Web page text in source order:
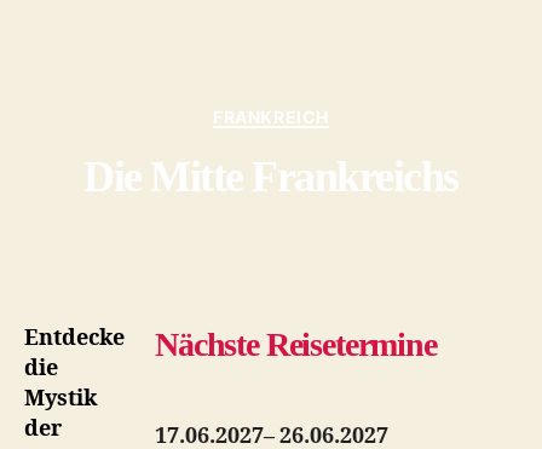
Kategorien
FRANKREICH
Die Mitte Frankreichs
Nächste Reisetermine
17.06.2027– 26.06.2027
Entdecke
die
Mystik
der